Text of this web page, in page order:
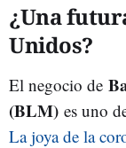
¿Una
Unidos?
El negocio de
(BLM) es uno
La joya de la